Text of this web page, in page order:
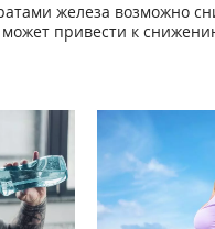
железа возможно
привести к